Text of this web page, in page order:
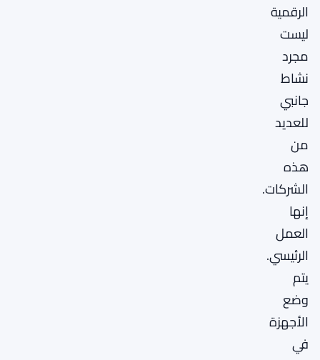
الرقمية
ليست
مجرد
نشاط
جانبي
للعديد
من
هذه
الشركات.
إنها
العمل
الرئيسي.
يتم
وضع
الأجهزة
في